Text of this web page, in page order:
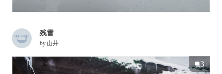
残雪
by 山井
3